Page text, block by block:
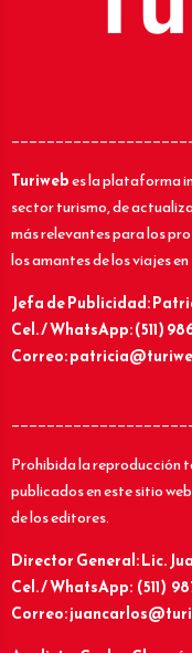
Turiwebes la plataforma
sector turismo, de
más relevantes para los
los amantes de los viajes en
Jefa de Publicidad:
Cel. / WhatsApp: (511)
Correo:
Prohibida la reproducción
publicados en este sitio
de los editores.
Director General: Lic.
Cel. / WhatsApp: (511)
Correo: